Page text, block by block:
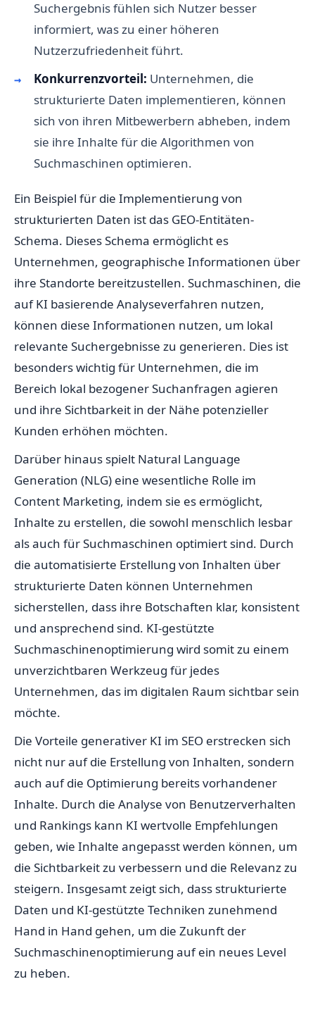
Suchergebnis fühlen sich Nutzer besser
informiert, was zu einer höheren
Nutzerzufriedenheit führt.
Konkurrenzvorteil: Unternehmen, die
strukturierte Daten implementieren, können
sich von ihren Mitbewerbern abheben, indem
sie ihre Inhalte für die Algorithmen von
Suchmaschinen optimieren.
Ein Beispiel für die Implementierung von
strukturierten Daten ist das GEO-Entitäten-
Schema. Dieses Schema ermöglicht es
Unternehmen, geographische Informationen über
ihre Standorte bereitzustellen. Suchmaschinen, die
auf KI basierende Analyseverfahren nutzen,
können diese Informationen nutzen, um lokal
relevante Suchergebnisse zu generieren. Dies ist
besonders wichtig für Unternehmen, die im
Bereich lokal bezogener Suchanfragen agieren
und ihre Sichtbarkeit in der Nähe potenzieller
Kunden erhöhen möchten.
Darüber hinaus spielt Natural Language
Generation (NLG) eine wesentliche Rolle im
Content Marketing, indem sie es ermöglicht,
Inhalte zu erstellen, die sowohl menschlich lesbar
als auch für Suchmaschinen optimiert sind. Durch
die automatisierte Erstellung von Inhalten über
strukturierte Daten können Unternehmen
sicherstellen, dass ihre Botschaften klar, konsistent
und ansprechend sind. KI-gestützte
Suchmaschinenoptimierung wird somit zu einem
unverzichtbaren Werkzeug für jedes
Unternehmen, das im digitalen Raum sichtbar sein
möchte.
Die Vorteile generativer KI im SEO erstrecken sich
nicht nur auf die Erstellung von Inhalten, sondern
auch auf die Optimierung bereits vorhandener
Inhalte. Durch die Analyse von Benutzerverhalten
und Rankings kann KI wertvolle Empfehlungen
geben, wie Inhalte angepasst werden können, um
die Sichtbarkeit zu verbessern und die Relevanz zu
steigern. Insgesamt zeigt sich, dass strukturierte
Daten und KI-gestützte Techniken zunehmend
Hand in Hand gehen, um die Zukunft der
Suchmaschinenoptimierung auf ein neues Level
zu heben.